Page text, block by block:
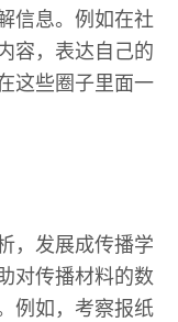
信息。例如在社
容，表达自己的
这些圈子里面一
，发展成传播学
对传播材料的数
例如，考察报纸